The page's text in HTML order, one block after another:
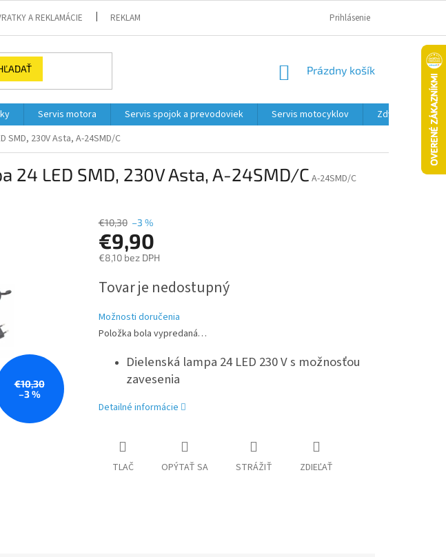
A REKLAMÁCIE REKLAMAČNÝ PORIADOK A PODMIENKY OBCHODNÉ PODMIENKY
Prihlásenie
NÁKUPNÝ
Prázdny košík
Servis motora Servis spojok a prevodoviek Servis motocyklov Zdviháky
SMD, 230V Asta, A-24SMD/C
24 LED SMD, 230V Asta, A-24SMD/C A-24SMD/C
€10,30
–3 %
€10,30 –3 %
€9,90
€8,10 bez DPH
cena:
Tovar je nedostupný
Možnosti doručenia
Položka bola vypredaná…
Dielenská lampa 24 LED 230 V s možnosťou
zavesenia
Detailné informácie
TLAČ OPÝTAŤ SA STRÁŽIŤ ZDIEĽAŤ